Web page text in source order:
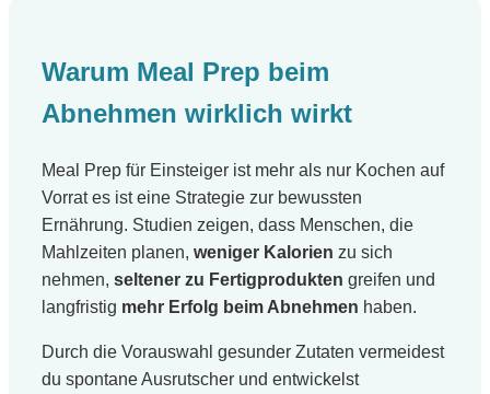
Warum Meal Prep beim
Abnehmen wirklich wirkt
Meal Prep für Einsteiger ist mehr als nur Kochen auf
Vorrat es ist eine Strategie zur bewussten
Ernährung. Studien zeigen, dass Menschen, die
Mahlzeiten planen, weniger Kalorien zu sich
nehmen, seltener zu Fertigprodukten greifen und
langfristig mehr Erfolg beim Abnehmen haben.
Durch die Vorauswahl gesunder Zutaten vermeidest
du spontane Ausrutscher und entwickelst